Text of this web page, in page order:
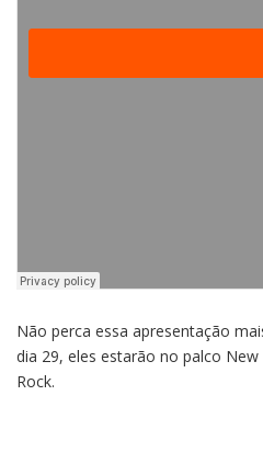
Não perca essa apresentação
dia 29, eles estarão no palco
Rock.